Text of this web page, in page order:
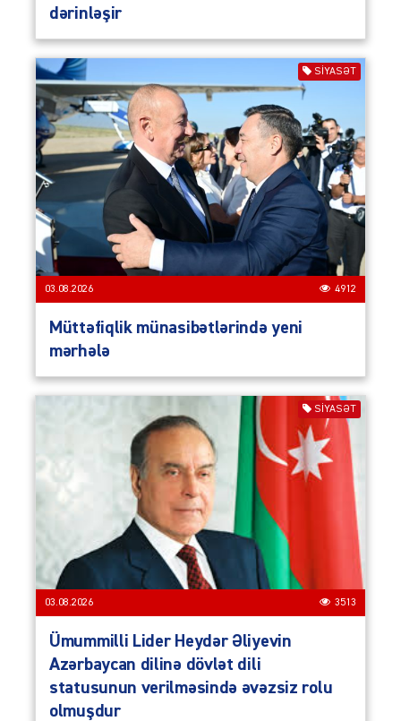
dərinləşir
SIYASƏT
03.08.2026 4912
Müttəfiqlik münasibətlərində yeni
mərhələ
SIYASƏT
03.08.2026 3513
Ümummilli Lider Heydər Əliyevin
Azərbaycan dilinə dövlət dili
statusunun verilməsində əvəzsiz rolu
olmuşdur